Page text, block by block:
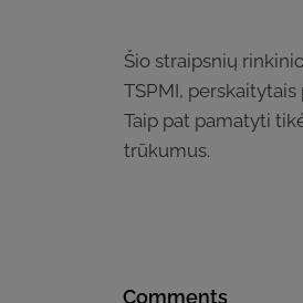
Šio straipsnių
TSPMI,
Taip pat pamatyti
trūkumus.
Comments